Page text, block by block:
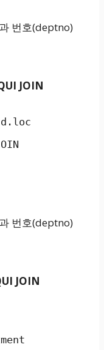
번호(deptno)
JOIN
d.loc
번호(deptno)
JOIN